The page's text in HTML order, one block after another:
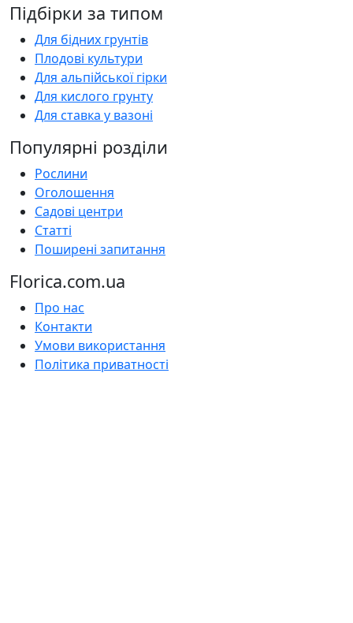
Підбірки за типом
Для бідних грунтів
Плодові культури
Для альпійської гірки
Для кислого грунту
Для ставка у вазоні
Популярні розділи
Рослини
Оголошення
Садові центри
Статті
Поширені запитання
Florica.com.ua
Про нас
Контакти
Умови використання
Політика приватності